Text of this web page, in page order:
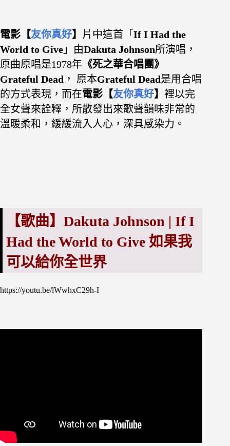
電影【友你真好】 片中這首「 If I Had the
World to Give 」 由Dakuta Johnson所演唱，
原曲原唱是1978年 《死之華合唱團》
Grateful Dead ， 原本Grateful Dead是用合唱
的方式表現，而在電影【友你真好】 裡以完
全女聲來詮釋，所散發出來歌聲韻味非常的
溫暖柔和，緩緩流入人心，深具感染力。
【歌曲】Dakuta Johnson | If I
Had the World to Give 如果我
可以給你全世界
https://youtu.be/lWwhxC29h-I